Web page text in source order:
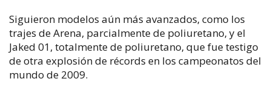
Siguieron modelos aún más avanzados, como los
trajes de Arena, parcialmente de poliuretano, y el
Jaked 01, totalmente de poliuretano, que fue testigo
de otra explosión de récords en los campeonatos del
mundo de 2009.